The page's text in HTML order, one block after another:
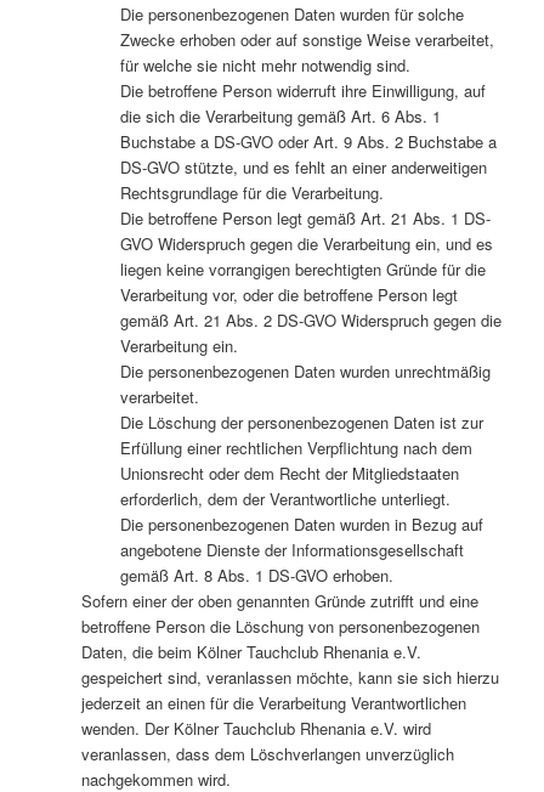
Die personenbezogenen Daten wurden für solche
Zwecke erhoben oder auf sonstige Weise verarbeitet,
für welche sie nicht mehr notwendig sind.
Die betroffene Person widerruft ihre Einwilligung, auf
die sich die Verarbeitung gemäß Art. 6 Abs. 1
Buchstabe a DS-GVO oder Art. 9 Abs. 2 Buchstabe a
DS-GVO stützte, und es fehlt an einer anderweitigen
Rechtsgrundlage für die Verarbeitung.
Die betroffene Person legt gemäß Art. 21 Abs. 1 DS-
GVO Widerspruch gegen die Verarbeitung ein, und es
liegen keine vorrangigen berechtigten Gründe für die
Verarbeitung vor, oder die betroffene Person legt
gemäß Art. 21 Abs. 2 DS-GVO Widerspruch gegen die
Verarbeitung ein.
Die personenbezogenen Daten wurden unrechtmäßig
verarbeitet.
Die Löschung der personenbezogenen Daten ist zur
Erfüllung einer rechtlichen Verpflichtung nach dem
Unionsrecht oder dem Recht der Mitgliedstaaten
erforderlich, dem der Verantwortliche unterliegt.
Die personenbezogenen Daten wurden in Bezug auf
angebotene Dienste der Informationsgesellschaft
gemäß Art. 8 Abs. 1 DS-GVO erhoben.
Sofern einer der oben genannten Gründe zutrifft und eine
betroffene Person die Löschung von personenbezogenen
Daten, die beim Kölner Tauchclub Rhenania e.V.
gespeichert sind, veranlassen möchte, kann sie sich hierzu
jederzeit an einen für die Verarbeitung Verantwortlichen
wenden. Der Kölner Tauchclub Rhenania e.V. wird
veranlassen, dass dem Löschverlangen unverzüglich
nachgekommen wird.